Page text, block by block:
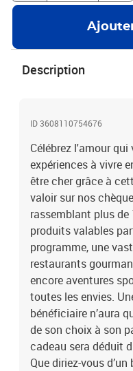
déclarez votre flamme de
en Carte cadeau pour
Description
ID 3608110754676
Célébrez l'amour
expériences à vivre
être cher grâce à
valoir sur nos
rassemblant plus
produits valables
programme, une
restaurants
encore aventures
toutes les envies.
bénéficiaire n’aura
de son choix à son
cadeau sera déduit
Que diriez-vous